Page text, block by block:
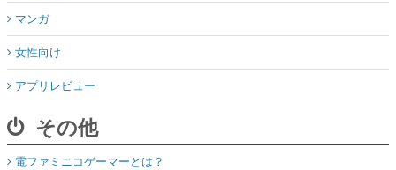
マンガ
女性向け
アプリレビュー
その他
電ファミニコゲーマーとは？